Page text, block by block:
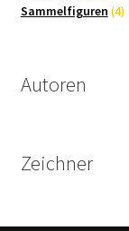
Sammelfiguren 44
Autoren
Zeichner